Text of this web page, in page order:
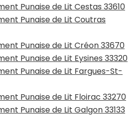
Punaise de Lit Cestas 33610
Punaise de Lit Coutras
Punaise de Lit Créon 33670
Punaise de Lit Eysines 33320
Punaise de Lit Fargues-St-
Punaise de Lit Floirac 33270
Punaise de Lit Galgon 33133